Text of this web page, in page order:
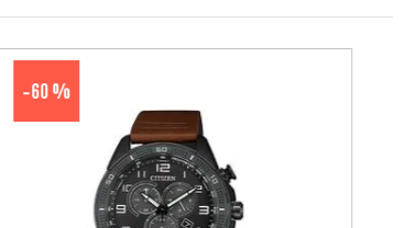
-60 %